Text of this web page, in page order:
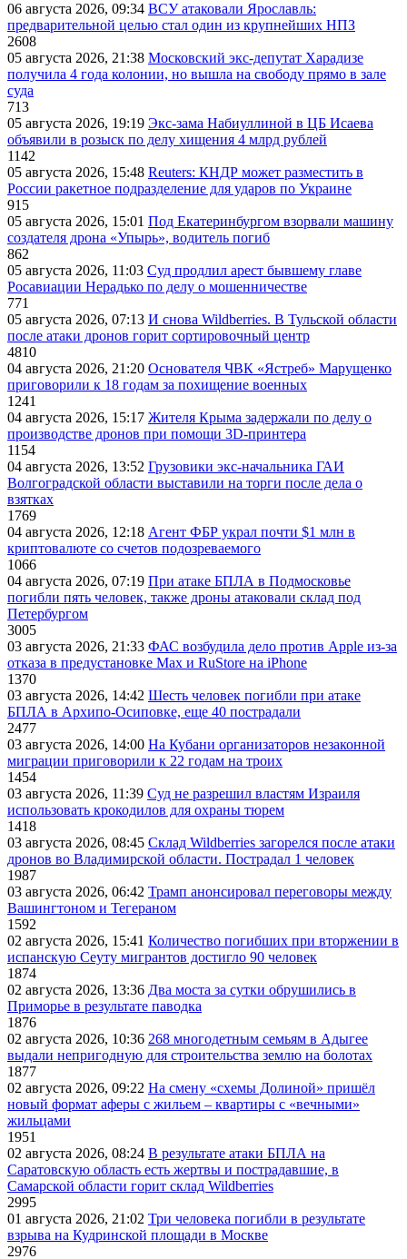
06 августа 2026, 09:34 ВСУ атаковали Ярославль:
предварительной целью стал один из крупнейших НПЗ
2608
05 августа 2026, 21:38 Московский экс-депутат Харадизе
получила 4 года колонии, но вышла на свободу прямо в зале
суда
713
05 августа 2026, 19:19 Экс-зама Набиуллиной в ЦБ Исаева
объявили в розыск по делу хищения 4 млрд рублей
1142
05 августа 2026, 15:48 Reuters: КНДР может разместить в
России ракетное подразделение для ударов по Украине
915
05 августа 2026, 15:01 Под Екатеринбургом взорвали машину
создателя дрона «Упырь», водитель погиб
862
05 августа 2026, 11:03 Суд продлил арест бывшему главе
Росавиации Нерадько по делу о мошенничестве
771
05 августа 2026, 07:13 И снова Wildberries. В Тульской области
после атаки дронов горит сортировочный центр
4810
04 августа 2026, 21:20 Основателя ЧВК «Ястреб» Марущенко
приговорили к 18 годам за похищение военных
1241
04 августа 2026, 15:17 Жителя Крыма задержали по делу о
производстве дронов при помощи 3D‑принтера
1154
04 августа 2026, 13:52 Грузовики экс-начальника ГАИ
Волгоградской области выставили на торги после дела о
взятках
1769
04 августа 2026, 12:18 Агент ФБР украл почти $1 млн в
криптовалюте со счетов подозреваемого
1066
04 августа 2026, 07:19 При атаке БПЛА в Подмосковье
погибли пять человек, также дроны атаковали склад под
Петербургом
3005
03 августа 2026, 21:33 ФАС возбудила дело против Apple из-за
отказа в предустановке Max и RuStore на iPhone
1370
03 августа 2026, 14:42 Шесть человек погибли при атаке
БПЛА в Архипо-Осиповке, еще 40 пострадали
2477
03 августа 2026, 14:00 На Кубани организаторов незаконной
миграции приговорили к 22 годам на троих
1454
03 августа 2026, 11:39 Суд не разрешил властям Израиля
использовать крокодилов для охраны тюрем
1418
03 августа 2026, 08:45 Склад Wildberries загорелся после атаки
дронов во Владимирской области. Пострадал 1 человек
1987
03 августа 2026, 06:42 Трамп анонсировал переговоры между
Вашингтоном и Тегераном
1592
02 августа 2026, 15:41 Количество погибших при вторжении в
испанскую Сеуту мигрантов достигло 90 человек
1874
02 августа 2026, 13:36 Два моста за сутки обрушились в
Приморье в результате паводка
1876
02 августа 2026, 10:36 268 многодетным семьям в Адыгее
выдали непригодную для строительства землю на болотах
1877
02 августа 2026, 09:22 На смену «схемы Долиной» пришёл
новый формат аферы с жильем – квартиры с «вечными»
жильцами
1951
02 августа 2026, 08:24 В результате атаки БПЛА на
Саратовскую область есть жертвы и пострадавшие, в
Самарской области горит склад Wildberries
2995
01 августа 2026, 21:02 Три человека погибли в результате
взрыва на Кудринской площади в Москве
2976